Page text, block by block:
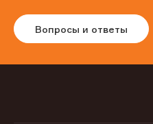
Вопросы и ответы